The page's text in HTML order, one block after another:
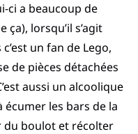
ci a beaucoup de
lorsqu’il s’agit
un fan de Lego,
de pièces détachées
aussi un alcoolique
écumer les bars de la
du boulot et récolter